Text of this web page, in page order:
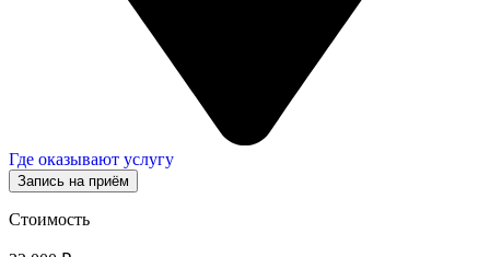
Где оказывают услугу
Запись на приём
Стоимость